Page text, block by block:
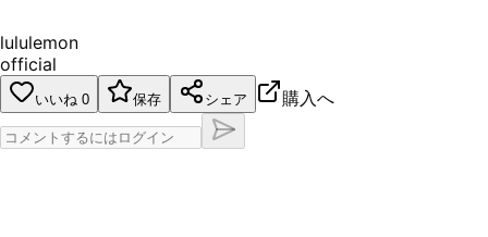
lululemon
official
いいね 0 保存 シェア 購入へ